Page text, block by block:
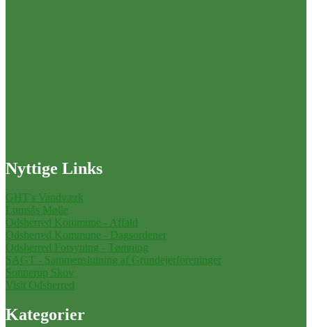
Nyttige Links
GHT's Vandværk
Lumsås Mølle
Odsherred Kommune - Affald
Odsherred Kommune - Dagsordener
Odsherred Forsyning - Tømning
SAGT - Sammenslutning af Grundejerforeninger
Sonnerup Skov
Visit Odsherred
Kategorier